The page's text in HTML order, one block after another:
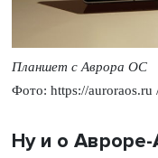
Планшет с Аврора ОС
Фото: https://auroraos.ru
Ну и о Авроре-